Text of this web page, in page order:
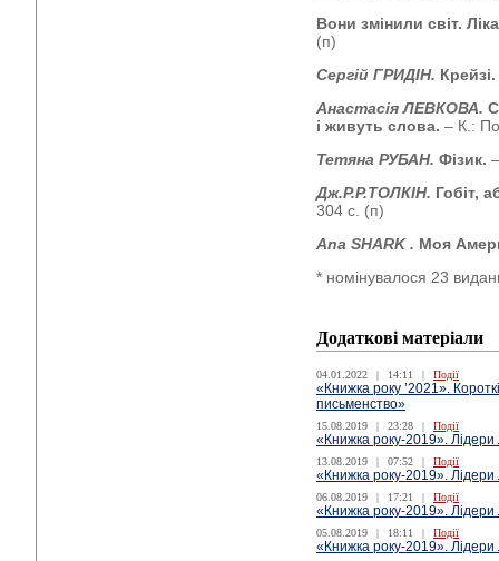
Вони змінили світ.
(п)
Сергій ГРИДІН. Крейзі.
Анастасія ЛЕВКОВА.
і живуть слова. – К.:
Тетяна РУБАН. Фізик.
Дж.Р.Р.ТОЛКІН. Гобіт,
304 с. (п)
Ana SHARK. Моя
* номінувалося 23
Додаткові матеріали
04.01.2022 | 14:11 | Події
«Книжка року ’2021».
письменство»
15.08.2019 | 23:28 | Події
«Книжка року-2019».
13.08.2019 | 07:52 | Події
«Книжка року-2019». Лідери
06.08.2019 | 17:21 | Події
«Книжка року-2019».
05.08.2019 | 18:11 | Події
«Книжка року-2019». Лідери